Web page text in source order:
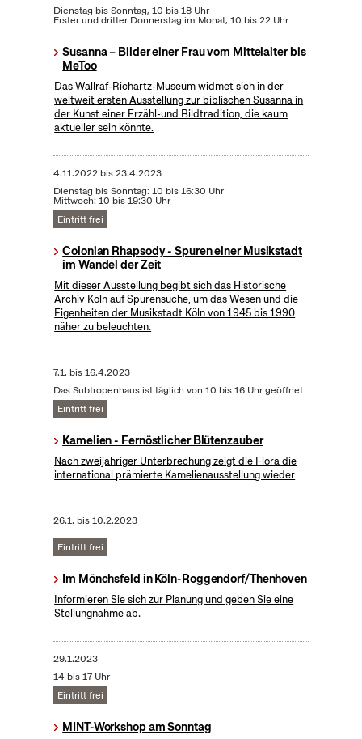
Dienstag bis Sonntag, 10 bis 18 Uhr
Erster und dritter Donnerstag im Monat, 10 bis 22 Uhr
Susanna – Bilder einer Frau vom Mittelalter bis
MeToo
Das Wallraf-Richartz-Museum widmet sich in der
weltweit ersten Ausstellung zur biblischen Susanna in
der Kunst einer Erzähl-und Bildtradition, die kaum
aktueller sein könnte.
4.11.2022bis23.4.2023
Dienstag bis Sonntag: 10 bis 16:30 Uhr
Mittwoch: 10 bis 19:30 Uhr
Eintritt frei
Colonian Rhapsody - Spuren einer Musikstadt
im Wandel der Zeit
Mit dieser Ausstellung begibt sich das Historische
Archiv Köln auf Spurensuche, um das Wesen und die
Eigenheiten der Musikstadt Köln von 1945 bis 1990
näher zu beleuchten.
7.1. bis16.4.2023
Das Subtropenhaus ist täglich von 10 bis 16 Uhr geöffnet
Eintritt frei
Kamelien - Fernöstlicher Blütenzauber
Nach zweijähriger Unterbrechung zeigt die Flora die
international prämierte Kamelienausstellung wieder
26.1. bis10.2.2023
Eintritt frei
Im Mönchsfeld in Köln-Roggendorf/Thenhoven
Informieren Sie sich zur Planung und geben Sie eine
Stellungnahme ab.
29.1.2023
14 bis 17 Uhr
Eintritt frei
MINT-Workshop am Sonntag